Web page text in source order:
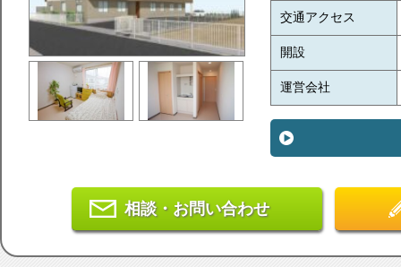
交通アクセス
開設
運営会社
相談・お問い合わせ